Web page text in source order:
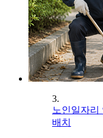
3.
노인일자리
배치